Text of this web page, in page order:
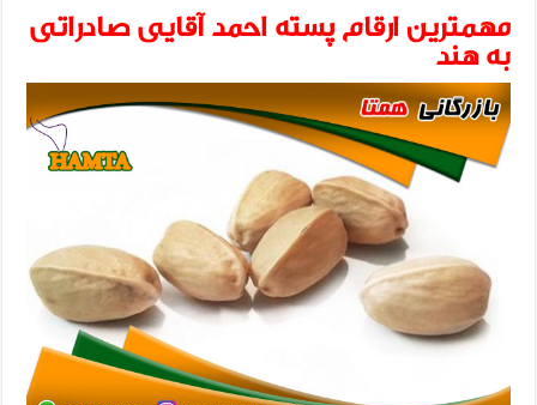
مهمترین ارقام پسته احمد آقایی صادراتی
به هند